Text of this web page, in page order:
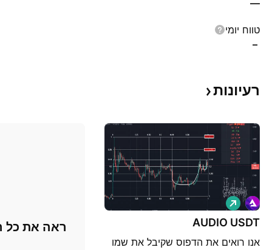
—
טווח יומי
–
רעיונות
AUDIO USDT
אנו רואים את הדפוס שקיבל את שמו
ל
ו
נ
ראה את כל